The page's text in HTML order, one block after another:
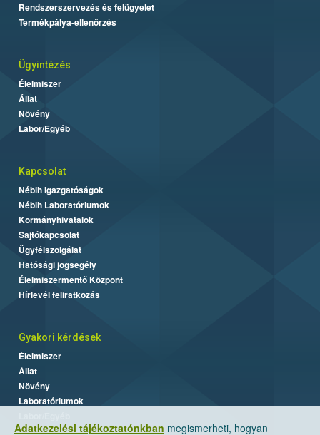
Adatkezelési tájékoztatónkban megismerheti, hogyan
Rendszerszervezés és felügyelet
Termékpálya-ellenőrzés
Ügyintézés
Élelmiszer
Állat
Növény
Labor/Egyéb
Kapcsolat
Nébih Igazgatóságok
Nébih Laboratóriumok
Kormányhivatalok
Sajtókapcsolat
Ügyfélszolgálat
Hatósági jogsegély
Élelmiszermentő Központ
Hírlevél feliratkozás
Gyakori kérdések
Élelmiszer
Állat
Növény
Laboratóriumok